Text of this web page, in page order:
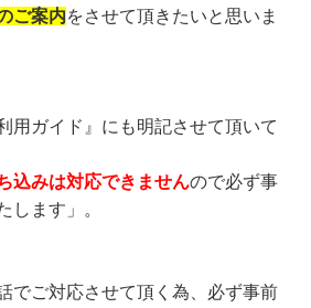
ご案内をさせて頂きたいと思いま
用ガイド』にも明記させて頂いて
込みは対応できませんので必ず事
します」。
でご対応させて頂く為、必ず事前